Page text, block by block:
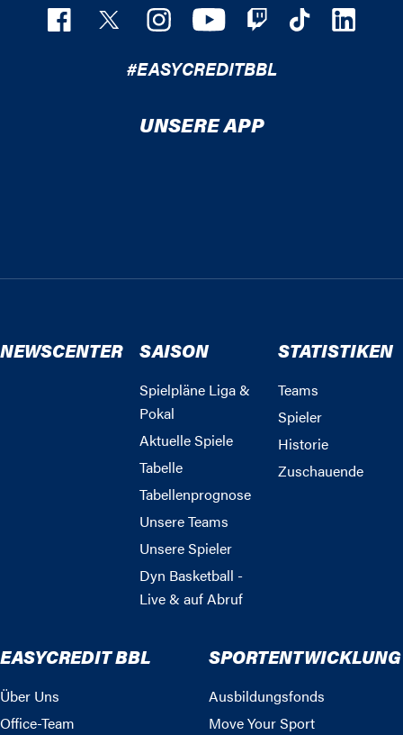
#EASYCREDITBBL
UNSERE APP
NEWSCENTER SAISON
Spielpläne Liga &
Pokal
Aktuelle Spiele
Tabelle
Tabellenprognose
Unsere Teams
Unsere Spieler
Dyn Basketball -
Live & auf Abruf
STATISTIKEN
Teams
Spieler
Historie
Zuschauende
EASYCREDIT BBL
Über Uns
Office-Team
SPORTENTWICKLUNG
Ausbildungsfonds
Move Your Sport